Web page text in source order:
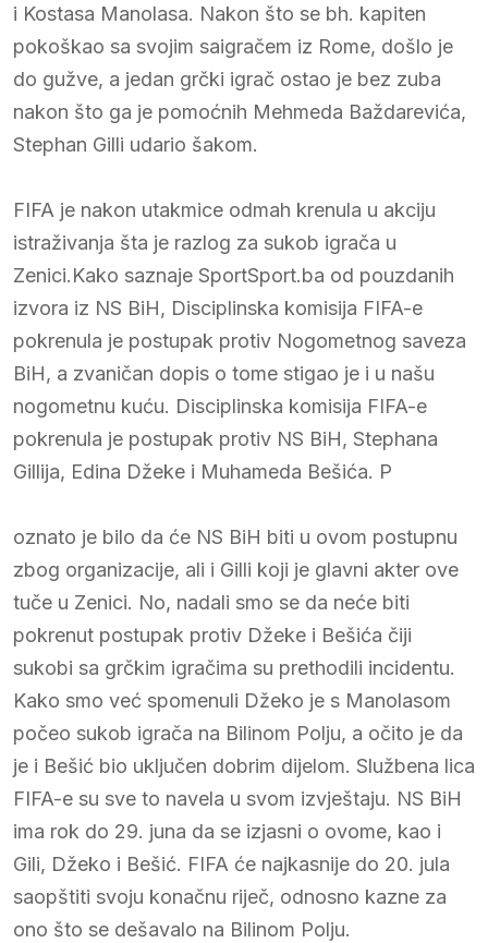
i Kostasa Manolasa. Nakon što se bh. kapiten
pokoškao sa svojim saigračem iz Rome, došlo je
do gužve, a jedan grčki igrač ostao je bez zuba
nakon što ga je pomoćnih Mehmeda Baždarevića,
Stephan Gilli udario šakom.
FIFA je nakon utakmice odmah krenula u akciju
istraživanja šta je razlog za sukob igrača u
Zenici.Kako saznaje SportSport.ba od pouzdanih
izvora iz NS BiH, Disciplinska komisija FIFA-e
pokrenula je postupak protiv Nogometnog saveza
BiH, a zvaničan dopis o tome stigao je i u našu
nogometnu kuću. Disciplinska komisija FIFA-e
pokrenula je postupak protiv NS BiH, Stephana
Gillija, Edina Džeke i Muhameda Bešića. P
oznato je bilo da će NS BiH biti u ovom postupnu
zbog organizacije, ali i Gilli koji je glavni akter ove
tuče u Zenici. No, nadali smo se da neće biti
pokrenut postupak protiv Džeke i Bešića čiji
sukobi sa grčkim igračima su prethodili incidentu.
Kako smo već spomenuli Džeko je s Manolasom
počeo sukob igrača na Bilinom Polju, a očito je da
je i Bešić bio uključen dobrim dijelom. Službena lica
FIFA-e su sve to navela u svom izvještaju. NS BiH
ima rok do 29. juna da se izjasni o ovome, kao i
Gili, Džeko i Bešić. FIFA će najkasnije do 20. jula
saopštiti svoju konačnu riječ, odnosno kazne za
ono što se dešavalo na Bilinom Polju.